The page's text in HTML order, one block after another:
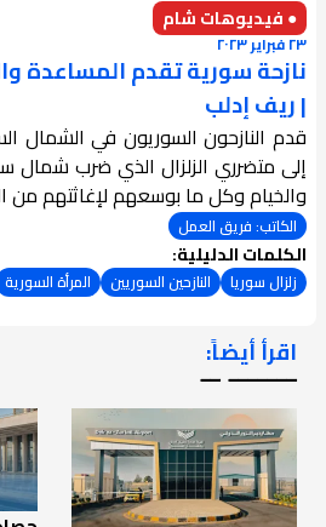
● فيديوهات شام
٢٣ فبراير ٢٠٢٣
نازحة سورية تقدم المساعدة
| ريف إدلب
قدم النازحون السوريون في الشمال
إلى متضرري الزلزال الذي ضرب شمال
والخيام وكل ما بوسعهم لإغاثتهم من
الكاتب: فريق العمل
الكلمات الدليلية:
زلزال سوريا النازحين السوريين المرأة السورية
اقرأ أيضاً:
ـــــــ ــ